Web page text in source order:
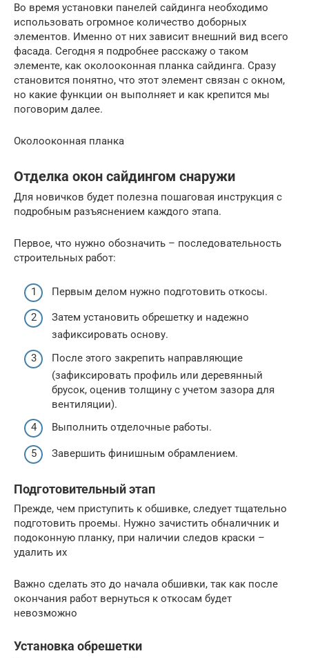
Во время установки панелей сайдинга необходимо
использовать огромное количество доборных
элементов. Именно от них зависит внешний вид всего
фасада. Сегодня я подробнее расскажу о таком
элементе, как околооконная планка сайдинга. Сразу
становится понятно, что этот элемент связан с окном,
но какие функции он выполняет и как крепится мы
поговорим далее.
Околооконная планка
Отделка окон сайдингом снаружи
Для новичков будет полезна пошаговая инструкция с
подробным разъяснением каждого этапа.
Первое, что нужно обозначить – последовательность
строительных работ:
Первым делом нужно подготовить откосы.
Затем установить обрешетку и надежно
зафиксировать основу.
После этого закрепить направляющие
(зафиксировать профиль или деревянный
брусок, оценив толщину с учетом зазора для
вентиляции).
Выполнить отделочные работы.
Завершить финишным обрамлением.
Подготовительный этап
Прежде, чем приступить к обшивке, следует тщательно
подготовить проемы. Нужно зачистить обналичник и
подоконную планку, при наличии следов краски –
удалить их
Важно сделать это до начала обшивки, так как после
окончания работ вернуться к откосам будет
невозможно
Установка обрешетки